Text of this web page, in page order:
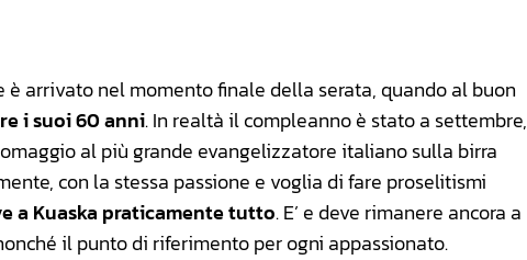
arrivato nel momento finale della serata, quando al buon
i suoi 60 anni. In realtà il compleanno è stato a settembre,
al più grande evangelizzatore italiano sulla birra
con la stessa passione e voglia di fare proselitismi
a Kuaska praticamente tutto. E’ e deve rimanere ancora a
il punto di riferimento per ogni appassionato.